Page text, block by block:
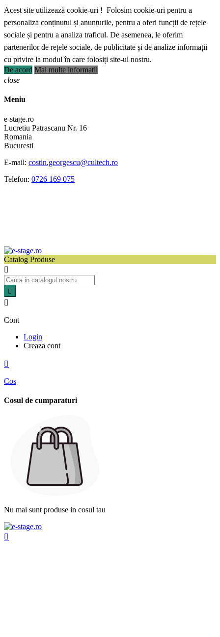
Acest site utilizează cookie-uri ! Folosim cookie-uri pentru a
personaliza conținutul și anunțurile, pentru a oferi funcții de rețele
sociale și pentru a analiza traficul. De asemenea, le oferim
partenerilor de rețele sociale, de publicitate și de analize informații
cu privire la modul în care folosiți site-ul nostru.
De acord Mai multe informatii
close
Meniu
e-stage.ro
Lucretiu Patrascanu Nr. 16
Romania
Bucuresti
E-mail: costin.georgescu@cultech.ro
Telefon: 0726 169 075
Catalog Produse



Cont
Login
Creaza cont

Cos
Cosul de cumparaturi
Nu mai sunt produse in cosul tau
